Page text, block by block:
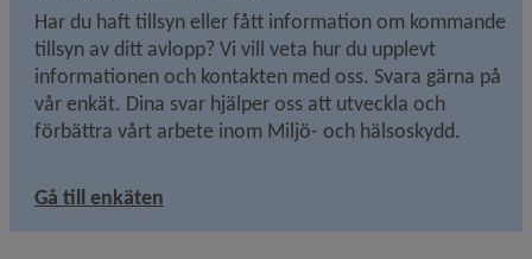
Har du haft tillsyn eller fått information om kommande
tillsyn av ditt avlopp? Vi vill veta hur du upplevt
informationen och kontakten med oss. Svara gärna på
vår enkät. Dina svar hjälper oss att utveckla och
förbättra vårt arbete inom Miljö- och hälsoskydd.
Gå till enkäten